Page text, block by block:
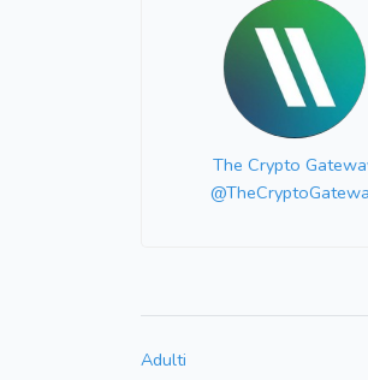
The Crypto
Adulti